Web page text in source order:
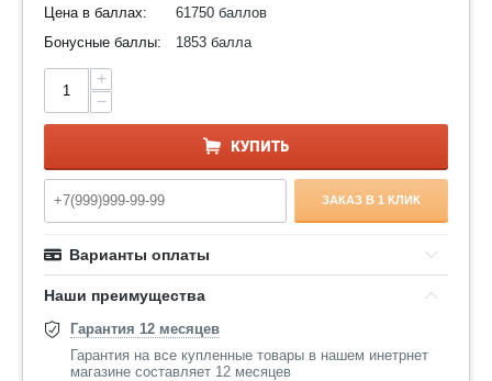
Цена в баллах:
61750 баллов
Бонусные баллы:
1853 балла
+
−
КУПИТЬ
ЗАКАЗ В 1 КЛИК
Варианты оплаты
Наши преимущества
Гарантия 12 месяцев
Гарантия на все купленные товары в нашем инетрнет
магазине составляет 12 месяцев